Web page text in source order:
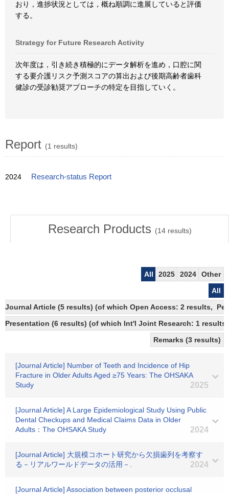
おり，進捗状況としては，概ね順調に進展していると評価
する。
Strategy for Future Research Activity
次年度は，引き続き積極的にデータ解析を進め，口腔に関
する要介護リスク予測スコアの算出および後期高齢者歯科
健診の受診勧奨アプローチの特定を目指していく。
Report (1 results)
2024 Research-status Report
Research Products (14results)
All 2025 2024
Other
All
Journal Article (5 results) (of which Open Access: 2 results,
Presentation (6 results) (of which Int'l Joint Research: 1 results)
Remarks (3 results)
[Journal Article] Number of Teeth and Incidence of Hip
Fracture in Older Adults Aged ≥75 Years: The OHSAKA
Study
2025
[Journal Article] A Large Epidemiological Study Using Public
Dental Checkups and Medical Claims Data in Older
Adults：The OHSAKA Study
2024
[Journal Article] 大規模コホート研究から欠損歯列を考察す
る－リアルワールドデータの活用－.
2024
[Journal Article] Association between posterior occlusal